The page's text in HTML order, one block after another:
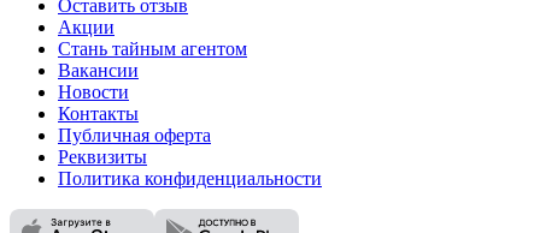
Оставить отзыв
Акции
Стань тайным агентом
Вакансии
Новости
Контакты
Публичная оферта
Реквизиты
Политика конфиденциальности